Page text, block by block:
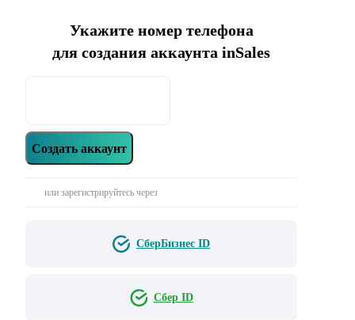
Укажите номер телефона
для создания аккаунта inSales
Создать аккаунт
или зарегистрируйтесь через
СберБизнес ID
Сбер ID